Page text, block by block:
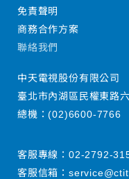
免責聲明
商務合作方案
聯絡我們
中天電視股份有限公司
臺北市內湖區民權東路
總機：(02)6600-7766
客服專線： 02-2792-
客服信箱：